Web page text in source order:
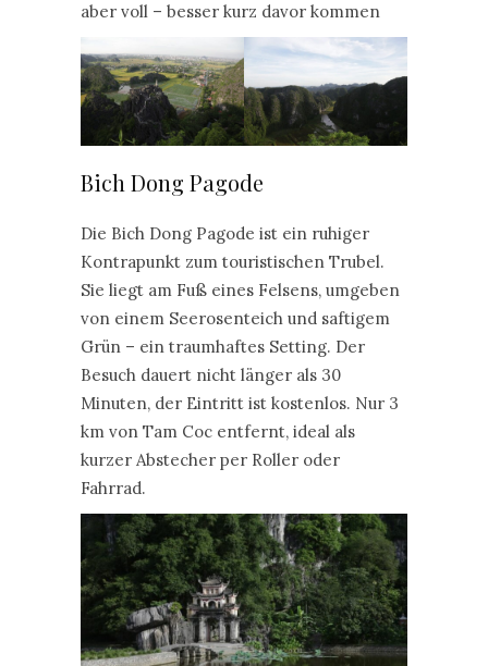
aber voll – besser kurz davor kommen
Bich Dong Pagode
Die Bich Dong Pagode ist ein ruhiger
Kontrapunkt zum touristischen Trubel.
Sie liegt am Fuß eines Felsens, umgeben
von einem Seerosenteich und saftigem
Grün – ein traumhaftes Setting. Der
Besuch dauert nicht länger als 30
Minuten, der Eintritt ist kostenlos. Nur 3
km von Tam Coc entfernt, ideal als
kurzer Abstecher per Roller oder
Fahrrad.